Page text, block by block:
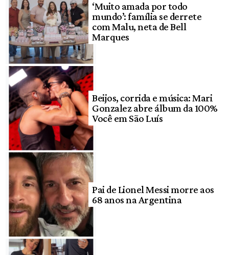
‘Muito amada por todo
mundo’: família se derrete
com Malu, neta de Bell
Marques
Beijos, corrida e música: Mari
Gonzalez abre álbum da 100%
Você em São Luís
Pai de Lionel Messi morre aos
68 anos na Argentina